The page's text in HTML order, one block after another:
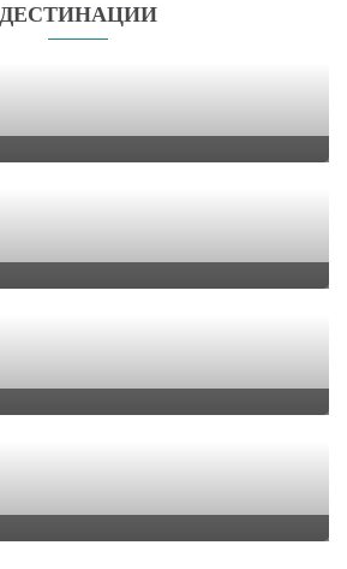
ДЕСТИНАЦИИ